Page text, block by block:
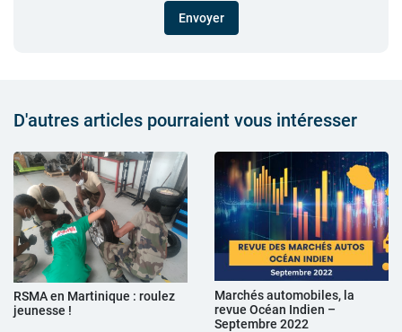
Envoyer
D'autres articles pourraient vous intéresser
RSMA en Martinique : roulez
jeunesse !
Marchés automobiles, la
revue Océan Indien –
Septembre 2022